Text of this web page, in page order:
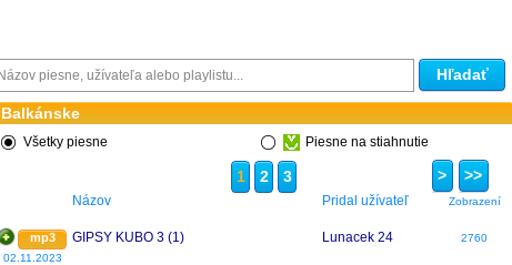
Hľadať
Balkánske
Všetky piesne Piesne na stiahnutie
1 2 3 > >>
Názov Pridal užívateľ Zobrazení
mp3
02.11.2023
GIPSY KUBO 3 (1) Lunacek 24 2760